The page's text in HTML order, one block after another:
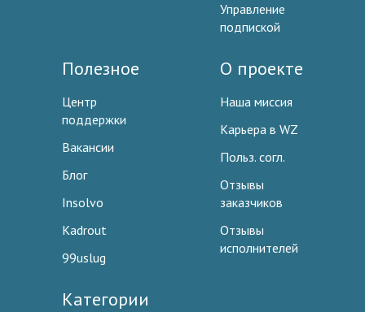
Управление
подпиской
Полезное
Центр
поддержки
Вакансии
Блог
Insolvo
Kadrout
99uslug
О проекте
Наша миссия
Карьера в WZ
Польз. согл.
Отзывы
заказчиков
Отзывы
исполнителей
Категории